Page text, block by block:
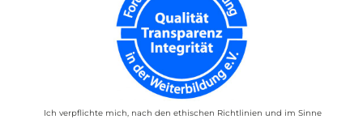
Ich verpflichte mich, nach den ethischen Richtlinien und im Sinne